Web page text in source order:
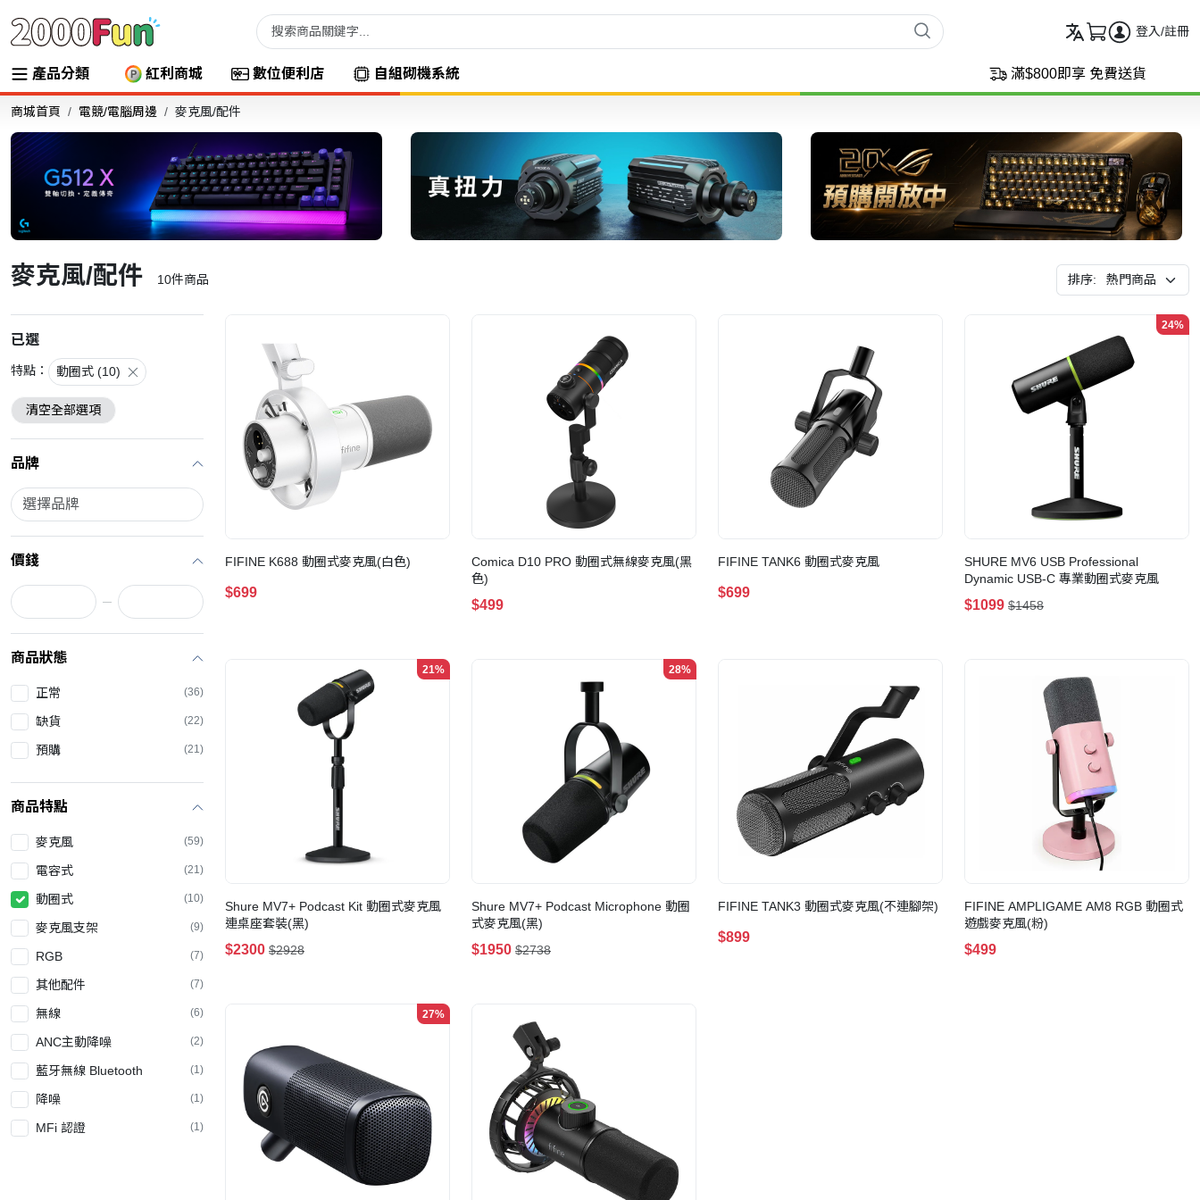
登入/註冊
產品分類 紅利商城 數位便利店 自組砌機系統 滿$800即享 免費送貨
商城首頁 電競/電腦周邊 麥克風/配件
麥克風/配件 10件商品 排序:
已選
特點： 動圈式 (10)
清空全部選項
品牌
價錢
商品狀態
正常 (36)
缺貨 (22)
預購 (21)
商品特點
麥克風 (59)
電容式 (21)
動圈式 (10)
麥克風支架 (9)
RGB (7)
其他配件 (7)
無線 (6)
ANC主動降噪 (2)
藍牙無線 Bluetooth (1)
降噪 (1)
MFi 認證 (1)
FIFINE K688 動圈式麥克風(白色)
$699
Comica D10 PRO 動圈式無線麥克風(黑
色)
$499
FIFINE TANK6 動圈式麥克風
$699
24%
SHURE MV6 USB Professional
Dynamic USB-C 專業動圈式麥克風
$1099 $1458
21%
Shure MV7+ Podcast Kit 動圈式麥克風
連桌座套裝(黑)
$2300 $2928
28%
Shure MV7+ Podcast Microphone 動圈
式麥克風(黑)
$1950 $2738
FIFINE TANK3 動圈式麥克風(不連腳架)
$899
FIFINE AMPLIGAME AM8 RGB 動圈式
遊戲麥克風(粉)
$499
27%